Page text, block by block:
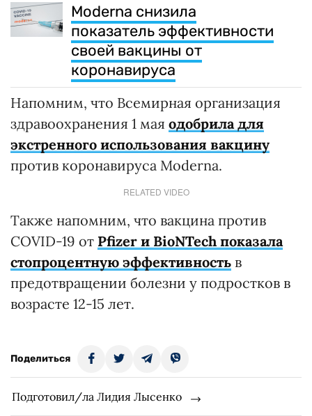
Moderna снизила
показатель эффективности
своей вакцины от
коронавируса
Напомним, что Всемирная организация
здравоохранения 1 мая одобрила для
экстренного использования вакцину
против коронавируса Moderna.
RELATED VIDEO
Также напомним, что вакцина против
COVID-19 от Pfizer и BioNTech показала
стопроцентную эффективность в
предотвращении болезни у подростков в
возрасте 12-15 лет.
Поделиться
Подготовил/ла Лидия Лысенко